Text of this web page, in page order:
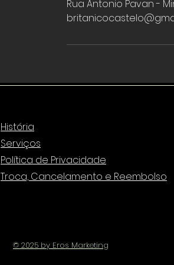
Rua Antonio Pavan -
História
Serviços
Política de Privacidade
Troca, Cancelamento e Reembolso
© 2025 by Eros Marketing